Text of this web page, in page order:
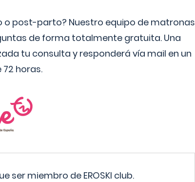
o post-parto? Nuestro equipo de matronas
de forma totalmente gratuita. Una
tu consulta y responderá vía mail en un
horas.
ser miembro de EROSKI club.